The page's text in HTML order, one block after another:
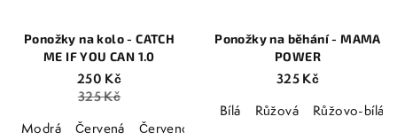
Ponožky na kolo - CATCH
ME IF YOU CAN 1.0
250 Kč
325 Kč
Modrá Červená Červeno-Modrá
Ponožky na běhání - MAMA
POWER
325 Kč
Bílá Růžová Růžovo-bílá